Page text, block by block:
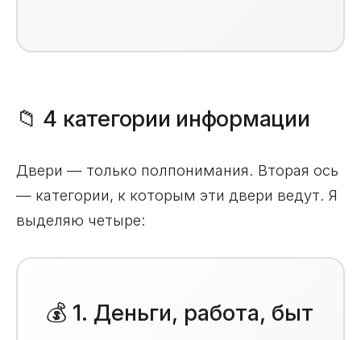
📁 4 категории информации
Двери — только полпонимания. Вторая ось
— категории, к которым эти двери ведут. Я
выделяю четыре:
💰 1. Деньги, работа, быт